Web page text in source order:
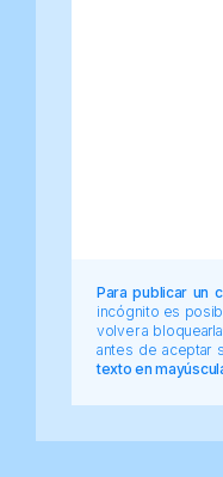
Para publicar un
incógnito es
volver a
antes de aceptar
texto en